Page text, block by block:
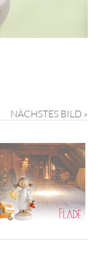
NÄCHSTES BILD »